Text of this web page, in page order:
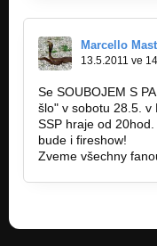
Promo demo 2002
Marcello
13.5.2011 ve
Se SOUBOJEM S
šlo" v sobotu 28.5. v
SSP hraje od
bude i fireshow!
Zveme všechny